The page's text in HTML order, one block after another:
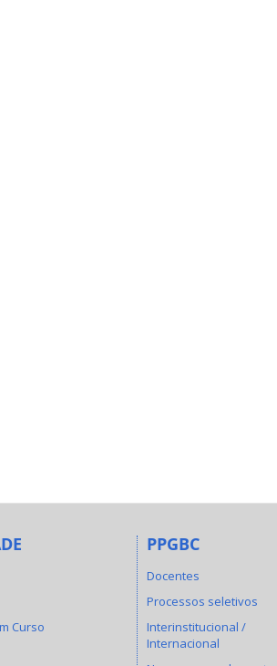
Curso
PPGBC
Docentes
Processos seletivos
Interinstitucional /
Internacional